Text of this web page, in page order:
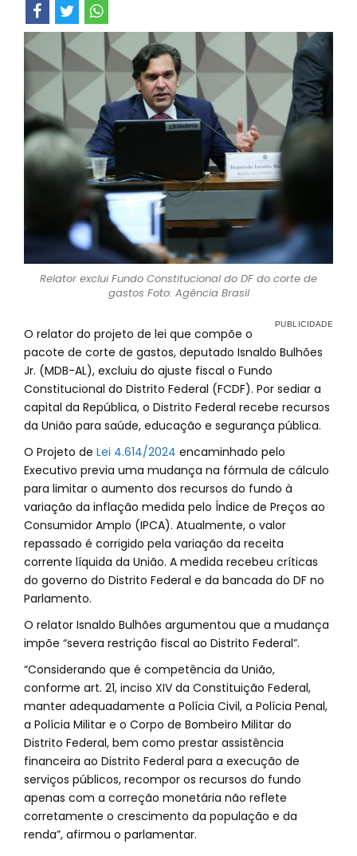
Relator exclui Fundo Constitucional do DF do corte de
gastos Foto: Agência Brasil
O relator do projeto de lei que compõe o
pacote de corte de gastos, deputado Isnaldo Bulhões
Jr. (MDB-AL), excluiu do ajuste fiscal o Fundo
Constitucional do Distrito Federal (FCDF). Por sediar a
capital da República, o Distrito Federal recebe recursos
da União para saúde, educação e segurança pública.
O Projeto de Lei 4.614/2024 encaminhado pelo
Executivo previa uma mudança na fórmula de cálculo
para limitar o aumento dos recursos do fundo à
variação da inflação medida pelo Índice de Preços ao
Consumidor Amplo (IPCA). Atualmente, o valor
repassado é corrigido pela variação da receita
corrente líquida da União. A medida recebeu críticas
do governo do Distrito Federal e da bancada do DF no
Parlamento.
O relator Isnaldo Bulhões argumentou que a mudança
impõe “severa restrição fiscal ao Distrito Federal”.
“Considerando que é competência da União,
conforme art. 21, inciso XIV da Constituição Federal,
manter adequadamente a Polícia Civil, a Polícia Penal,
a Polícia Militar e o Corpo de Bombeiro Militar do
Distrito Federal, bem como prestar assistência
financeira ao Distrito Federal para a execução de
serviços públicos, recompor os recursos do fundo
apenas com a correção monetária não reflete
corretamente o crescimento da população e da
renda”, afirmou o parlamentar.